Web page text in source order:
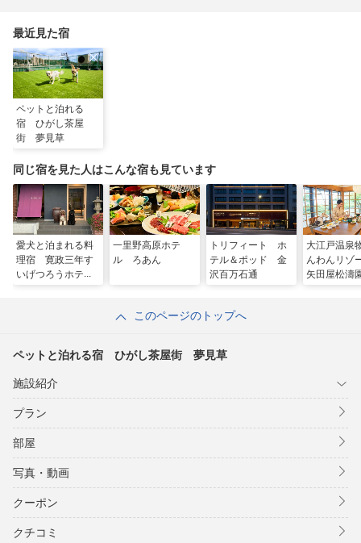
最近見た宿
ペットと泊れる
宿 ひがし茶屋
街 夢見草
同じ宿を見た人はこんな宿も見ています
愛犬と泊まれる料
理宿 寛政三年す
いげつろうホテル
一里野高原ホテ
ル ろあん
トリフィート ホ
テル＆ポッド 金
沢百万石通
大江戸温泉
んわんリ
矢田屋松濤
このページのトップへ
ペットと泊れる宿 ひがし茶屋街 夢見草
施設紹介
プラン
部屋
写真・動画
クーポン
クチコミ